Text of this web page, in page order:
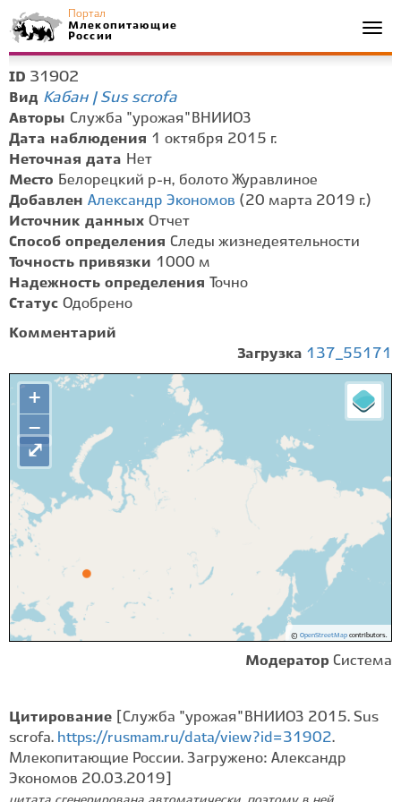
Портал
Млекопитающие
России
ID 31902
Вид Кабан | Sus scrofa
Авторы Служба "урожая" ВНИИОЗ
Дата наблюдения 1 октября 2015 г.
Неточная дата Нет
Место Белорецкий р-н, болото Журавлиное
Добавлен Александр Экономов (20 марта 2019 г.)
Источник данных Отчет
Способ определения Следы жизнедеятельности
Точность привязки 1000 м
Надежность определения
Точно
Статус Одобрено
Комментарий
Загрузка 137_55171
+
−
© OpenStreetMapcontributors.
⤢
Модератор Система
Цитирование
[Служба "урожая" ВНИИОЗ 2015. Sus
scrofa. https://rusmam.ru/data/view?id=31902.
Млекопитающие России. Загружено: Александр
Экономов 20.03.2019]